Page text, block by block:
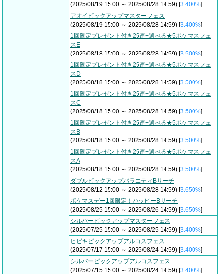
(2025/08/19 15:00 ～ 2025/08/28 14:59) [3.400%]
アオイピックアップマスターフェス
(2025/08/19 15:00 ～ 2025/08/28 14:59) [3.400%]
1回限定プレゼント付き25連+選べる★5ポケマスフェ
スE
(2025/08/18 15:00 ～ 2025/08/28 14:59) [3.500%]
1回限定プレゼント付き25連+選べる★5ポケマスフェ
スD
(2025/08/18 15:00 ～ 2025/08/28 14:59) [3.500%]
1回限定プレゼント付き25連+選べる★5ポケマスフェ
スC
(2025/08/18 15:00 ～ 2025/08/28 14:59) [3.500%]
1回限定プレゼント付き25連+選べる★5ポケマスフェ
スB
(2025/08/18 15:00 ～ 2025/08/28 14:59) [3.500%]
1回限定プレゼント付き25連+選べる★5ポケマスフェ
スA
(2025/08/18 15:00 ～ 2025/08/28 14:59) [3.500%]
ダブルピックアップバラエティBサーチ
(2025/08/12 15:00 ～ 2025/08/28 14:59) [3.650%]
ポケマスデー1回限定！ハッピーBサーチ
(2025/08/25 15:00 ～ 2025/08/26 14:59) [3.650%]
シルバーピックアップマスターフェス
(2025/07/25 15:00 ～ 2025/08/25 14:59) [3.400%]
ヒビキピックアップアルコスフェス
(2025/07/17 15:00 ～ 2025/08/24 14:59) [3.400%]
シルバーピックアップアルコスフェス
(2025/07/15 15:00 ～ 2025/08/24 14:59) [3.400%]